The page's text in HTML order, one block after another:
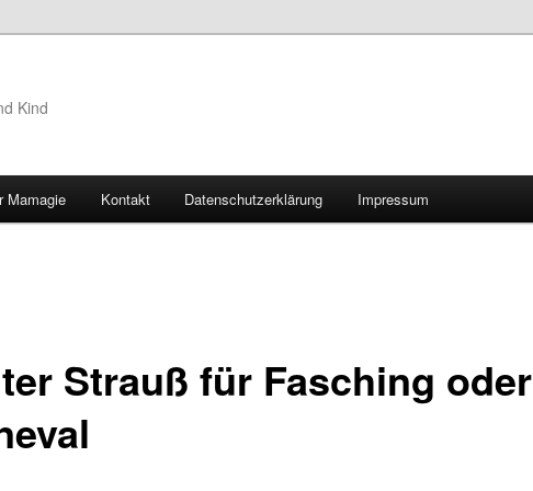
Kind
Mamagie Kontakt Datenschutzerklärung Impressum
Strauß für Fasching oder